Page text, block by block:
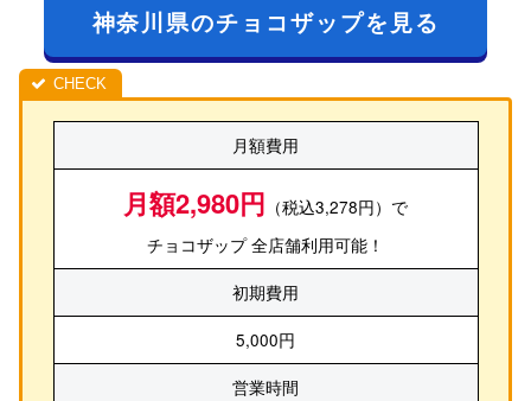
神奈川県のチョコザップを見る
月額費用
月額2,980円 （税込3,278円）で
チョコザップ 全店舗利用可能！
初期費用
5,000円
営業時間